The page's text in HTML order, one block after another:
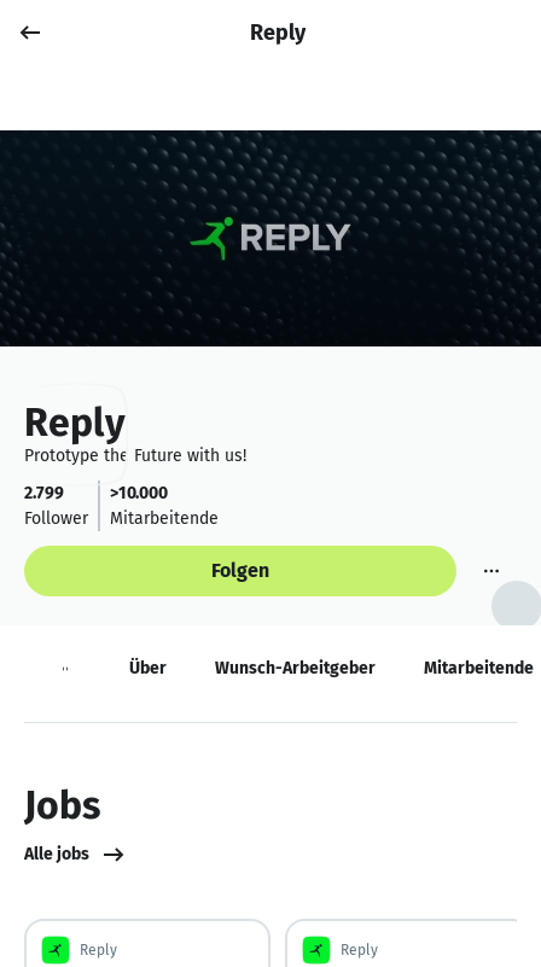
Reply
Reply
Prototype the Future with us!
2.799
Follower
>10.000
Mitarbeitende
Folgen
Jobs Über Wunsch-Arbeitgeber Mitarbeitende
Jobs
Alle jobs
Reply Reply